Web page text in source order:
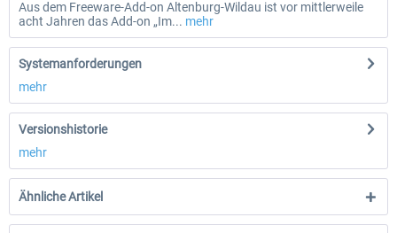
Aus dem Freeware-Add-on Altenburg-Wildau ist vor mittlerweile
acht Jahren das Add-on „Im... mehr
Systemanforderungen
mehr
Versionshistorie
mehr
Ähnliche Artikel